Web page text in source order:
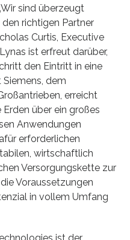
sind überzeugt
den richtigen Partner
Curtis, Executive
ist erfreut darüber,
den Eintritt in eine
dem
erreicht
Erden über ein großes
Anwendungen
erforderlichen
wirtschaftlich
Versorgungskette zur
Voraussetzungen
in vollem Umfang
ist der